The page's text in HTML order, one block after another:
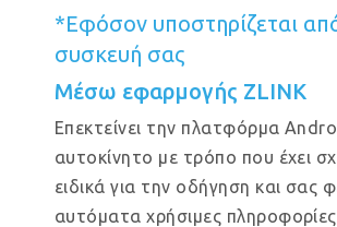
*Εφόσον υποστηρίζεται
συσκευή σας
Μέσω εφαρμογής ZLINK
Επεκτείνει την πλατφόρμα
αυτοκίνητο με τρόπο που έχει
ειδικά για την οδήγηση και σας
αυτόματα χρήσιμες πληροφορίες